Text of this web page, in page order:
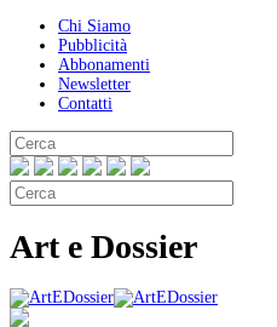
Chi Siamo
Pubblicità
Abbonamenti
Newsletter
Contatti
Art e Dossier